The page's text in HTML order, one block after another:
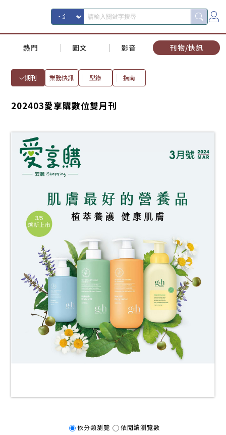
熱門 圖文 影音 刊物/快訊
期刊 業務快訊 型錄 指南
202403愛享購數位雙月刊
依分類瀏覽 依閱讀瀏覽數